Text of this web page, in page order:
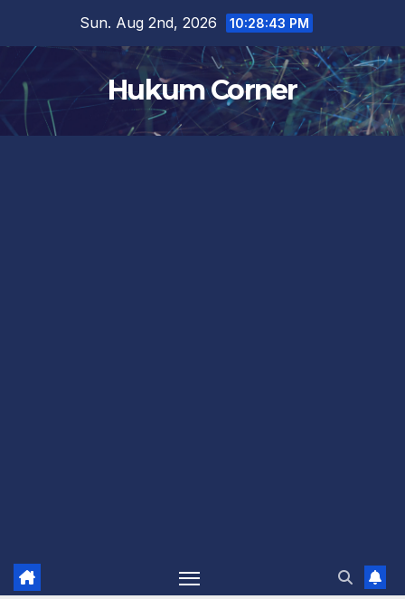
content
Sun. Aug 2nd, 2026 10:28:43 PM
Hukum Corner